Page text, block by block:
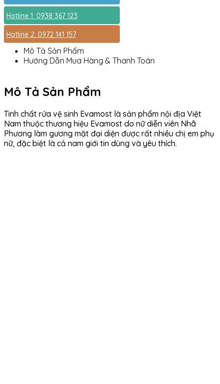
Hotline 1: 0938 367 123
Hotline 2: 0972 141 157
Mô Tả Sản Phẩm
Hướng Dẫn Mua Hàng & Thanh Toán
Mô Tả Sản Phẩm
Tinh chất rửa vệ sinh Evamost là sản phẩm nội địa Việt
Nam thuộc thương hiệu Evamost do nữ diễn viên Nhã
Phương làm gương mặt đại diện được rất nhiều chị em phụ
nữ, đặc biệt là cả nam giới tin dùng và yêu thích.